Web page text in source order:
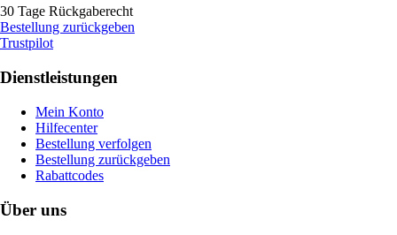
30 Tage Rückgaberecht
Bestellung zurückgeben
Trustpilot
Dienstleistungen
Mein Konto
Hilfecenter
Bestellung verfolgen
Bestellung zurückgeben
Rabattcodes
Über uns